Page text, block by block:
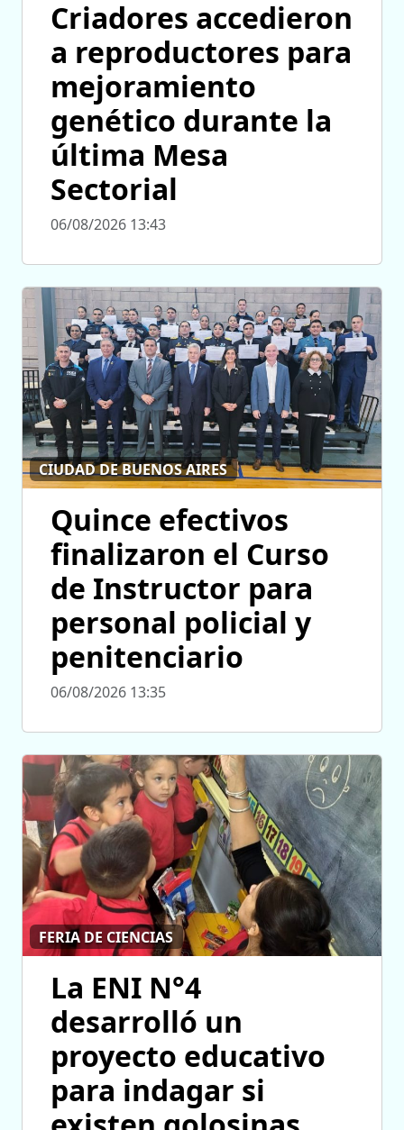
Criadores accedieron
a reproductores para
mejoramiento
genético durante la
última Mesa
Sectorial
06/08/2026 13:43
CIUDAD DE BUENOS AIRES
Quince efectivos
finalizaron el Curso
de Instructor para
personal policial y
penitenciario
06/08/2026 13:35
FERIA DE CIENCIAS
La ENI N°4
desarrolló un
proyecto educativo
para indagar si